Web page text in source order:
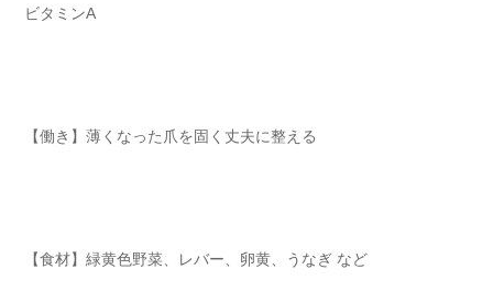
ビタミンA
【働き】薄くなった爪を固く丈夫に整える
【食材】緑黄色野菜、レバー、卵黄、うなぎ など